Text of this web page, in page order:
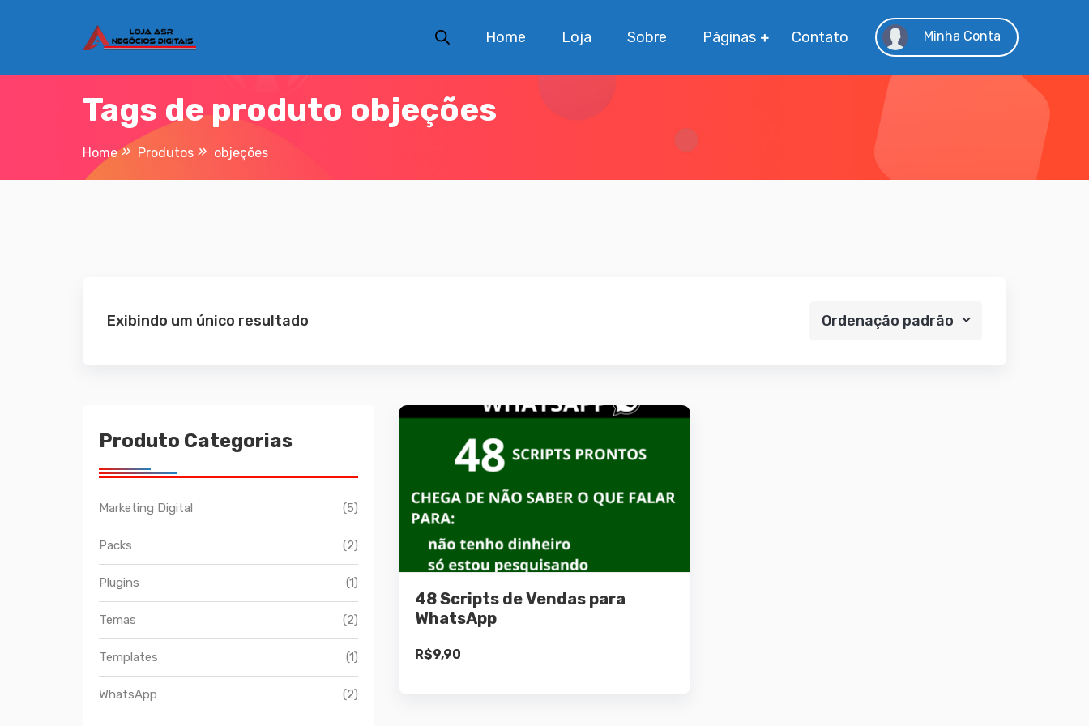
Home Loja Sobre Páginas Contato Minha Conta
Tags de produto objeções
Home Produtos objeções
Exibindo um único resultado Ordenação padrão
Produto Categorias
Marketing Digital (5)
Packs (2)
Plugins (1)
Temas (2)
Templates (1)
WhatsApp (2)
48 Scripts de Vendas para
WhatsApp
R$9,90
Adicionar ao